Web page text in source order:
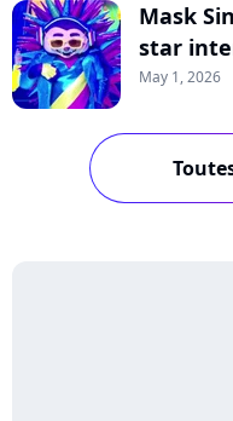
Mask
star
May 1, 2026